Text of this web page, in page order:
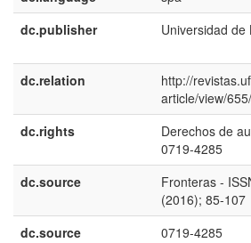
dc.publisher
Universidad
dc.relation
http://
article/view/
dc.rights
Derechos de
0719-4285
dc.source
Fronteras -
(2016); 85-107
dc.source
0719-4285